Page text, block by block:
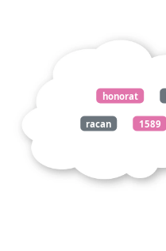
honorat
racan 1589